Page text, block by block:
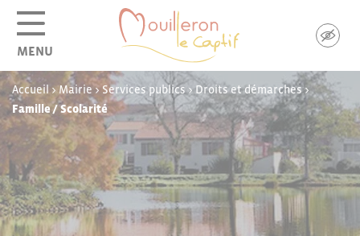
MENU
Accueil >Mairie> Services publics>Droits et démarches>
Famille / Scolarité
Panneau de gestion des cookies